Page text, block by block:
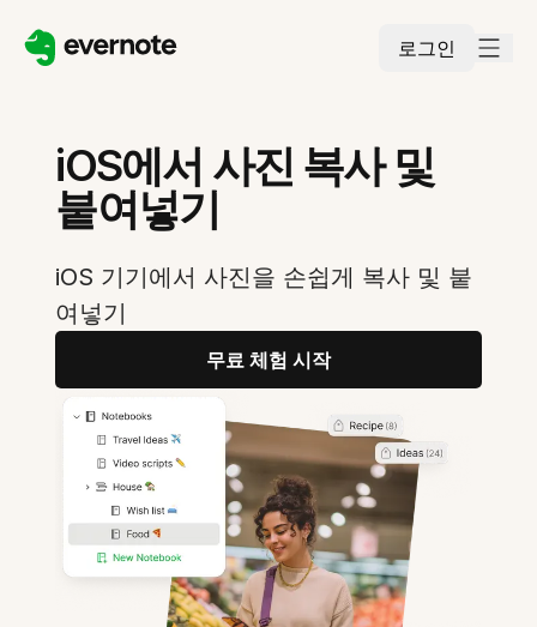
로그인
iOS에서 사진 복사 및
붙여넣기
iOS 기기에서 사진을 손쉽게 복사 및 붙
여넣기
무료 체험 시작